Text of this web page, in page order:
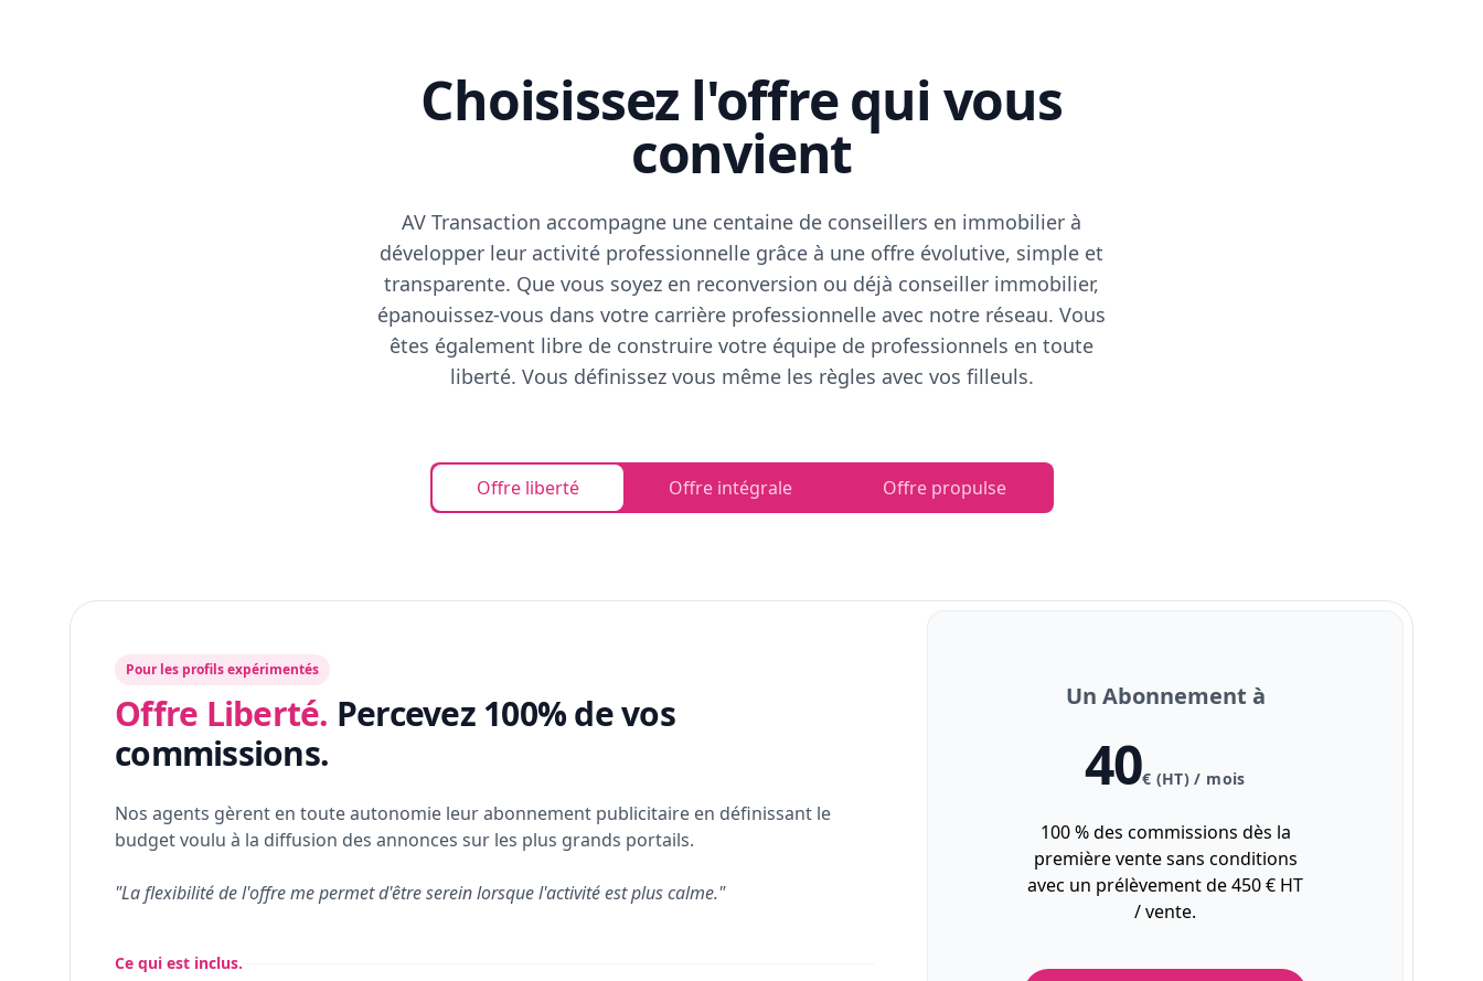
Choisissez l'offre qui vous
convient
AV Transaction accompagne une centaine de conseillers en immobilier à
développer leur activité professionnelle grâce à une offre évolutive, simple et
transparente. Que vous soyez en reconversion ou déjà conseiller immobilier,
épanouissez-vous dans votre carrière professionnelle avec notre réseau. Vous
êtes également libre de construire votre équipe de professionnels en toute
liberté. Vous définissez vous même les règles avec vos filleuls.
Offre liberté Offre intégrale Offre propulse
Pour les profils expérimentés
Offre Liberté. Percevez 100% de vos
commissions.
Nos agents gèrent en toute autonomie leur abonnement publicitaire en définissant le
budget voulu à la diffusion des annonces sur les plus grands portails.
"La flexibilité de l'offre me permet d'être serein lorsque l'activité est plus calme."
Ce qui est inclus.
Un Abonnement à
40€ (HT) / mois
100 % des commissions dès la
première vente sans conditions
avec un prélèvement de 450 € HT
/ vente.